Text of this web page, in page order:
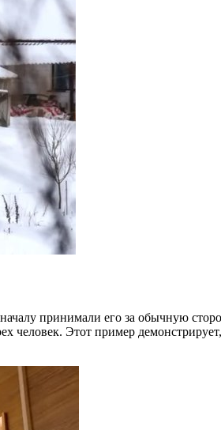
принимали его за обычную
человек. Этот пример